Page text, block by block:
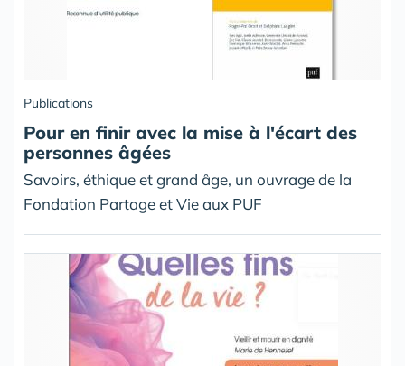
Publications
Pour en finir avec la mise à l'écart des
personnes âgées
Savoirs, éthique et grand âge, un ouvrage de la
Fondation Partage et Vie aux PUF